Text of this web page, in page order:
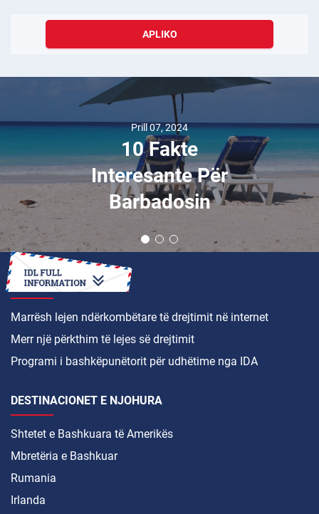
APLIKO
Prill 07, 2024
10 Fakte
Interesante Për
Barbadosin
SI TË
Marrësh lejen ndërkombëtare të drejtimit në internet
Merr një përkthim të lejes së drejtimit
Programi i bashkëpunëtorit për udhëtime nga IDA
DESTINACIONET E NJOHURA
Shtetet e Bashkuara të Amerikës
Mbretëria e Bashkuar
Rumania
Irlanda